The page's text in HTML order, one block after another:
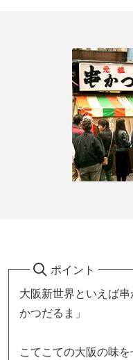
ポイント
大阪新世界といえば
かつだるま」
こてこての大阪の味を